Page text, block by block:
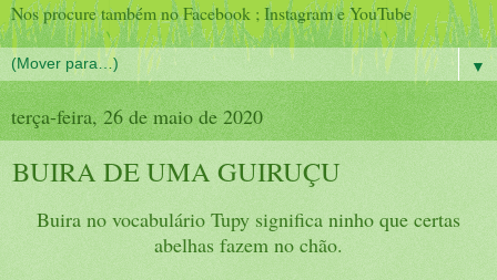
Nos procure também no Facebook ; Instagram e YouTube
▼
terça-feira, 26 de maio de 2020
BUIRA DE UMA GUIRUÇU
Buira no vocabulário Tupy significa ninho que certas
abelhas fazem no chão.